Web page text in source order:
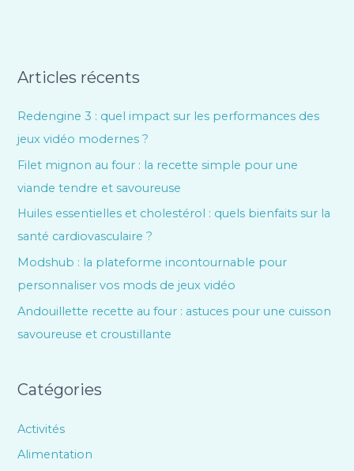
Articles récents
Redengine 3 : quel impact sur les performances des
jeux vidéo modernes ?
Filet mignon au four : la recette simple pour une
viande tendre et savoureuse
Huiles essentielles et cholestérol : quels bienfaits sur la
santé cardiovasculaire ?
Modshub : la plateforme incontournable pour
personnaliser vos mods de jeux vidéo
Andouillette recette au four : astuces pour une cuisson
savoureuse et croustillante
Catégories
Activités
Alimentation